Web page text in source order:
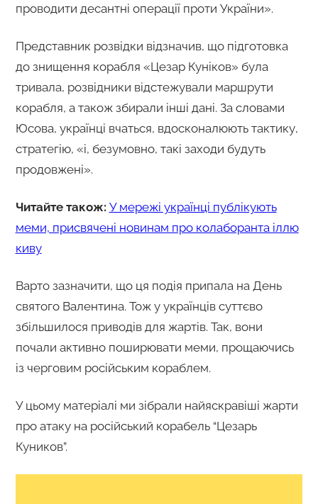
проводити десантні операції проти України».
Представник розвідки відзначив, що підготовка
до знищення корабля «Цезар Куніков» була
тривала, розвідники відстежували маршрути
корабля, а також збирали інші дані. За словами
Юсова, українці вчаться, вдосконалюють тактику,
стратегію, «і, безумовно, такі заходи будуть
продовжені».
Читайте також: У мережі українці публікують
меми, присвячені новинам про колаборанта іллю
киву
Варто зазначити, що ця подія припала на День
святого Валентина. Тож у українців суттєво
збільшилося приводів для жартів. Так, вони
почали активно поширювати меми, прощаючись
із черговим російським кораблем.
У цьому матеріалі ми зібрали найяскравіші жарти
про атаку на російський корабель “Цезарь
Куников”.